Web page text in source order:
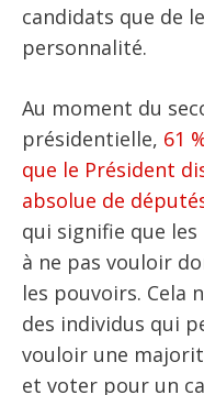
candidats que de
personnalité.
Au moment du
présidentielle, 61
que le Président
absolue de
qui signifie que
à ne pas vouloir
les pouvoirs. Cela
des individus qui
vouloir une
et voter pour un